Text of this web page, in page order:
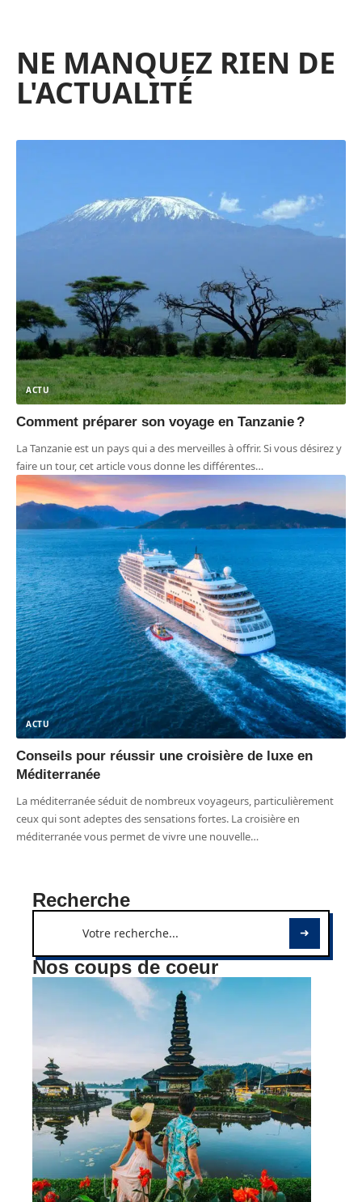
NE MANQUEZ RIEN DE
L'ACTUALITÉ
ACTU
Comment préparer son voyage en Tanzanie ?
La Tanzanie est un pays qui a des merveilles à offrir. Si vous désirez y
faire un tour, cet article vous donne les différentes…
ACTU
Conseils pour réussir une croisière de luxe en
Méditerranée
La méditerranée séduit de nombreux voyageurs, particulièrement
ceux qui sont adeptes des sensations fortes. La croisière en
méditerranée vous permet de vivre une nouvelle…
Recherche
Nos coups de coeur